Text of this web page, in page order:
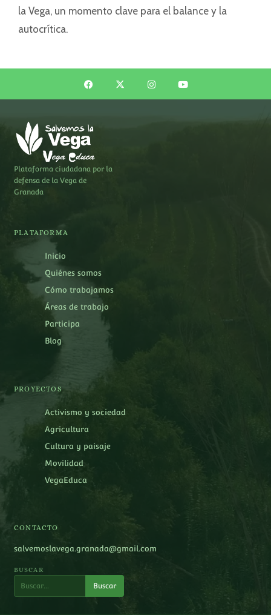
la Vega, un momento clave para el balance y la
autocrítica.
Plataforma ciudadana por la
defensa de la Vega de
Granada
PLATAFORMA
Inicio
Quiénes somos
Cómo trabajamos
Áreas de trabajo
Participa
Blog
PROYECTOS
Activismo y sociedad
Agricultura
Cultura y paisaje
Movilidad
VegaEduca
CONTACTO
salvemoslavega.granada@gmail.com
BUSCAR
Buscar